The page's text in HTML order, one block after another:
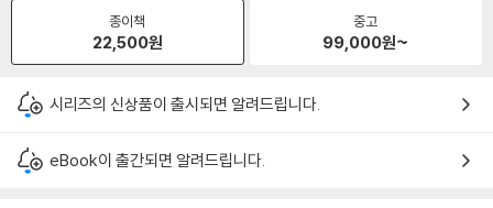
종이책
22,500원
중고
99,000원~
시리즈의 신상품이 출시되면 알려드립니다.
eBook이 출간되면 알려드립니다.